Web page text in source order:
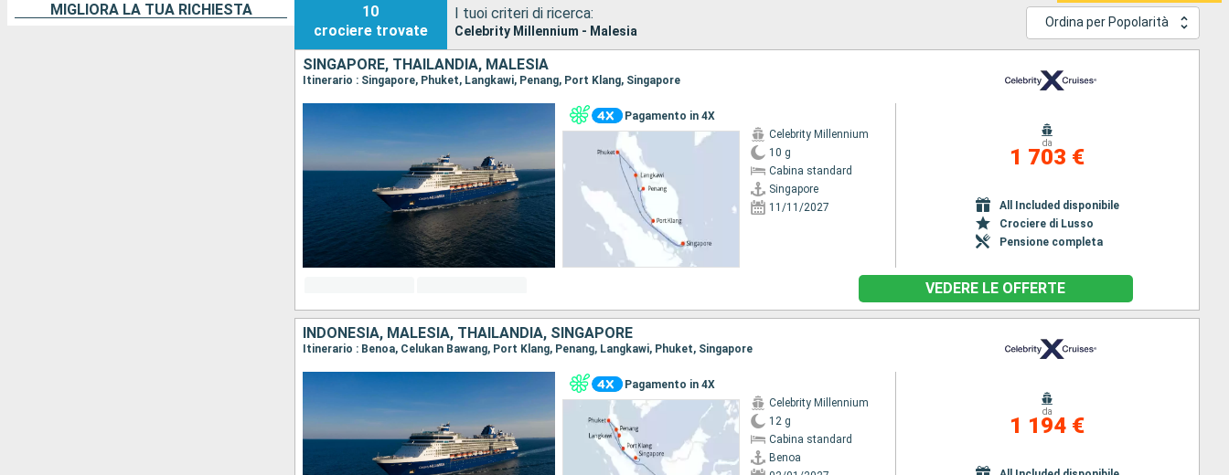
MIGLIORA LA TUA RICHIESTA
10
crociere trovate
I tuoi criteri di ricerca:
Celebrity Millennium - Malesia
Ordina per Popolarità
SINGAPORE, THAILANDIA, MALESIA
Itinerario : Singapore, Phuket, Langkawi, Penang, Port Klang, Singapore
Pagamento in 4X
Celebrity Millennium
10 g
Cabina standard
Singapore
11/11/2027
da
1 703 €
All Included disponibile
Crociere di Lusso
Pensione completa
VEDERE LE OFFERTE
INDONESIA, MALESIA, THAILANDIA, SINGAPORE
Itinerario : Benoa, Celukan Bawang, Port Klang, Penang, Langkawi, Phuket, Singapore
Pagamento in 4X
Celebrity Millennium
12 g
Cabina standard
Benoa
da
1 194 €